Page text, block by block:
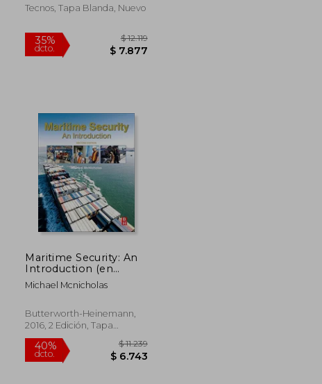
$ 56.114
Editorial Tecnos)
Tecnos, Tapa Blanda, Nuevo
dcto.
Maritime Security: An
Introduction (en
Inglés)
Michael Mcnicholas
Butterworth-Heinemann,
2016, 2 Edición, Tapa
Blanda, Nuevo